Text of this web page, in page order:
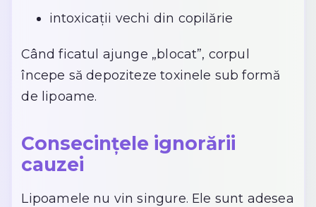
intoxicații vechi din copilărie
Când ficatul ajunge „blocat”, corpul
începe să depoziteze toxinele sub formă
de lipoame.
Consecințele ignorării
cauzei
Lipoamele nu vin singure. Ele sunt adesea